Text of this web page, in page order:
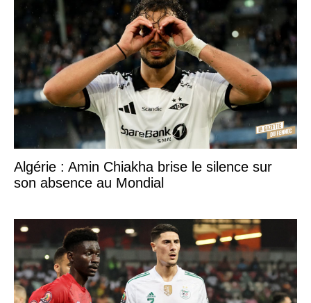
Algérie : Amin Chiakha brise le silence sur
son absence au Mondial